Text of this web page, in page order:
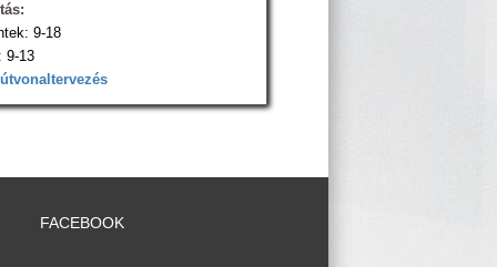
9-18
9-13
FACEBOOK